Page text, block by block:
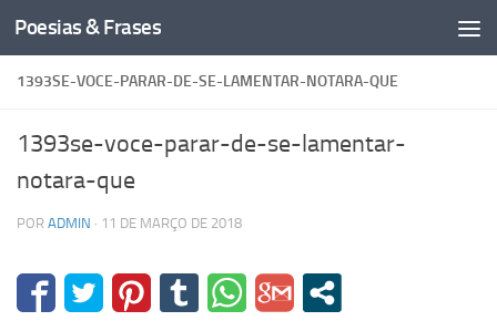
Skip to content
Poesias & Frases
1393SE-VOCE-PARAR-DE-SE-LAMENTAR-NOTARA-QUE
1393se-voce-parar-de-se-lamentar-
notara-que
POR ADMIN · 11 DE MARÇO DE 2018